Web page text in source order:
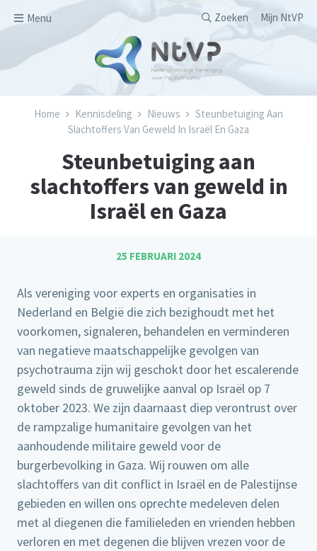
Menu
Secondary
Zoeken Mijn NtVP
Kruimelpad
Home Kennisdeling Nieuws
Steunbetuiging Aan
Slachtoffers Van Geweld In Israël En Gaza
Steunbetuiging aan
slachtoffers van geweld in
Israël en Gaza
25 FEBRUARI 2024
Als vereniging voor experts en organisaties in
Nederland en België die zich bezighoudt met het
voorkomen, signaleren, behandelen en verminderen
van negatieve maatschappelijke gevolgen van
psychotrauma zijn wij geschokt door het escalerende
geweld sinds de gruwelijke aanval op Israël op 7
oktober 2023. We zijn daarnaast diep verontrust over
de rampzalige humanitaire gevolgen van het
aanhoudende militaire geweld voor de
burgerbevolking in Gaza. Wij rouwen om alle
slachtoffers van dit conflict in Israël en de Palestijnse
gebieden en willen ons oprechte medeleven delen
met al diegenen die familieleden en vrienden hebben
verloren en met degenen die blijven vrezen voor de